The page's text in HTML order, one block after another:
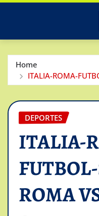
Home
ITALIA-ROMA-
DEPORTES
ITALIA-
ROMA